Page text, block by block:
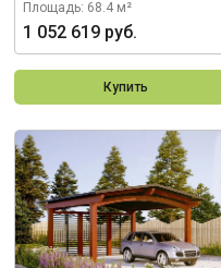
Площадь: 68.4 м²
1 052 619 руб.
Купить